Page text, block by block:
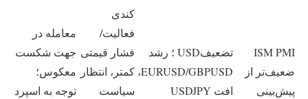
ISM PMI
ضعیف‌تر از
پیش‌بینی
تضعیفUSD ؛ رشد
EURUSD/GBPUSD،
افت USDJPY
کندی
فعالیت/
فشار قیمتی
کمتر، انتظار
سیاست
معامله در
جهت شکست
معکوس؛
توجه به اسپرد